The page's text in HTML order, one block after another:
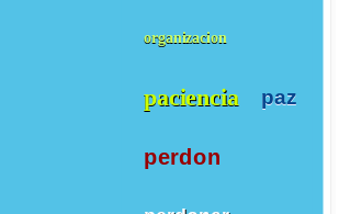
organizacion
paciencia paz
perdon